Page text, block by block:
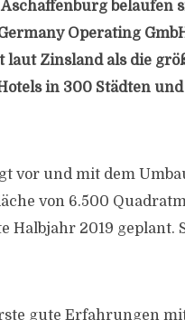
belaufen
Operating
laut Zinsland als die
in 300 Städten
vor und mit dem
von 6.500
Halbjahr 2019 geplant.
gute Erfahrungen